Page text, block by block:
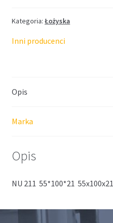
Kategoria: Łożyska
Inni producenci
Opis
Marka
Opis
NU 211 55*100*21 55x100x21